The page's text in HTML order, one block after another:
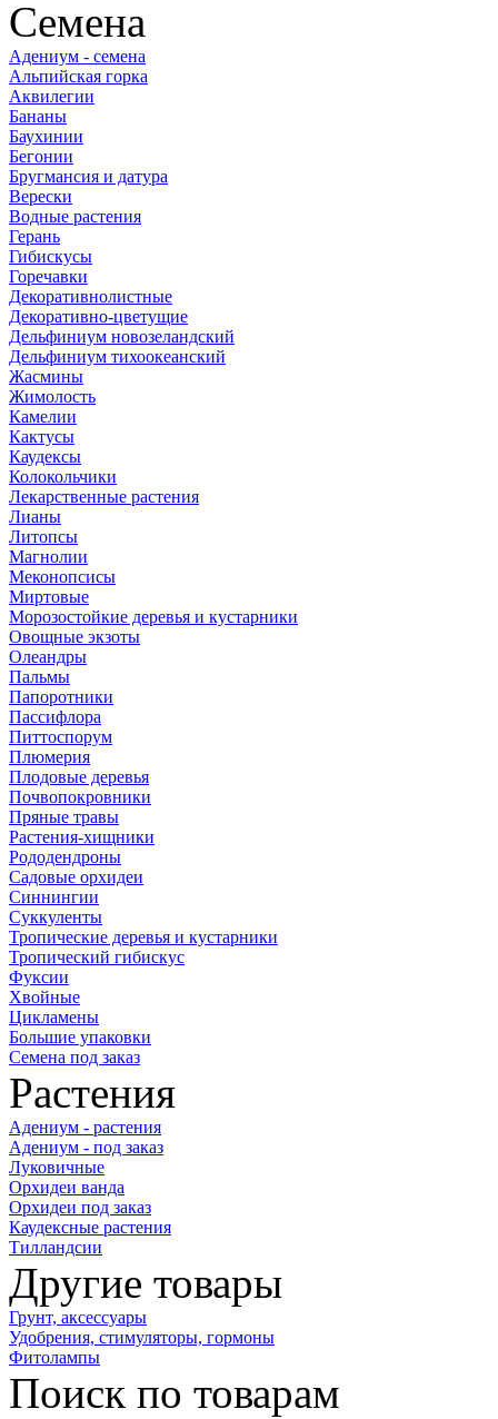
Семена
Адениум - семена
Альпийская горка
Аквилегии
Бананы
Баухинии
Бегонии
Бругмансия и датура
Верески
Водные растения
Герань
Гибискусы
Горечавки
Декоративнолистные
Декоративно-цветущие
Дельфиниум новозеландский
Дельфиниум тихоокеанский
Жасмины
Жимолость
Камелии
Кактусы
Каудексы
Колокольчики
Лекарственные растения
Лианы
Литопсы
Магнолии
Меконопсисы
Миртовые
Морозостойкие деревья и кустарники
Овощные экзоты
Олеандры
Пальмы
Папоротники
Пассифлора
Питтоспорум
Плюмерия
Плодовые деревья
Почвопокровники
Пряные травы
Растения-хищники
Рододендроны
Садовые орхидеи
Синнингии
Суккуленты
Тропические деревья и кустарники
Тропический гибискус
Фуксии
Хвойные
Цикламены
Большие упаковки
Семена под заказ
Растения
Адениум - растения
Адениум - под заказ
Луковичные
Орхидеи ванда
Орхидеи под заказ
Каудексные растения
Тилландсии
Другие товары
Грунт, аксессуары
Удобрения, стимуляторы, гормоны
Фитолампы
Поиск по товарам